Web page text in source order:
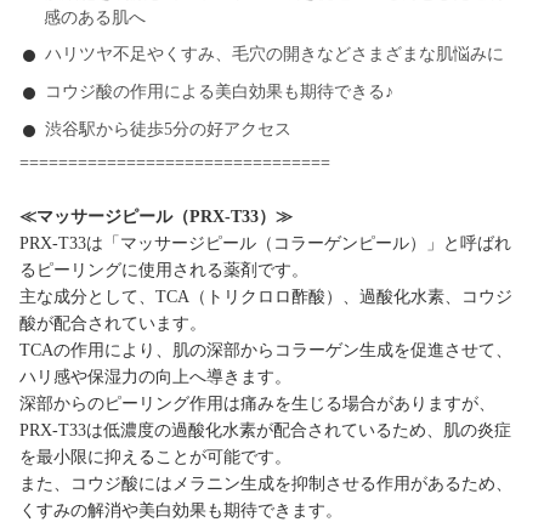
感のある肌へ
ハリツヤ不足やくすみ、毛穴の開きなどさまざまな肌悩みに
コウジ酸の作用による美白効果も期待できる♪
渋谷駅から徒歩5分の好アクセス
================================
≪マッサージピール（PRX-T33）≫
PRX-T33は「マッサージピール（コラーゲンピール）」と呼ばれ
るピーリングに使用される薬剤です。
主な成分として、TCA（トリクロロ酢酸）、過酸化水素、コウジ
酸が配合されています。
TCAの作用により、肌の深部からコラーゲン生成を促進させて、
ハリ感や保湿力の向上へ導きます。
深部からのピーリング作用は痛みを生じる場合がありますが、
PRX-T33は低濃度の過酸化水素が配合されているため、肌の炎症
を最小限に抑えることが可能です。
また、コウジ酸にはメラニン生成を抑制させる作用があるため、
くすみの解消や美白効果も期待できます。